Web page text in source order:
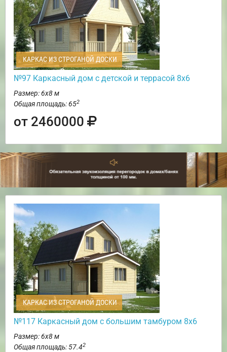
КАРКАС ИЗ СТРОГАНОЙ ДОСКИ
№97 Каркасный дом с детской и террасой 8х6
Размер: 6х8 м
Общая площадь: 652
от 2460000
КАРКАС ИЗ СТРОГАНОЙ ДОСКИ
№117 Каркасный дом с большим тамбуром 8х6
Размер: 6х8 м
Общая площадь: 57.42